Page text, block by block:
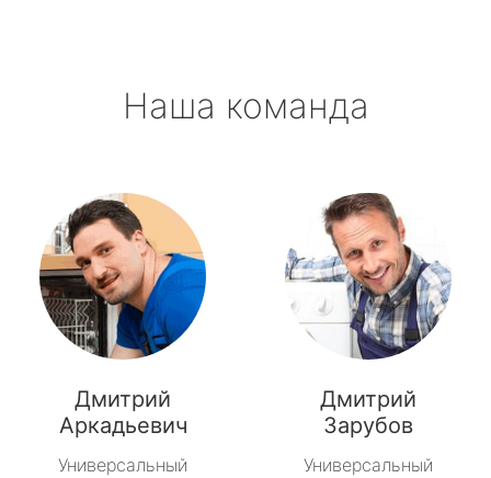
Наша команда
Дмитрий
Аркадьевич
Универсальный
Дмитрий
Зарубов
Универсальный